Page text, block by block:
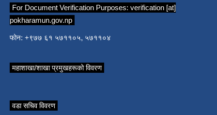
For Document Verification Purposes: verification [at]
pokharamun.gov.np
फोन: +९७७ ६१ ५७११०५, ५७११०४
महाशाखा/शाखा प्रमुखहरूको विवरण
वडा सचिव विवरण